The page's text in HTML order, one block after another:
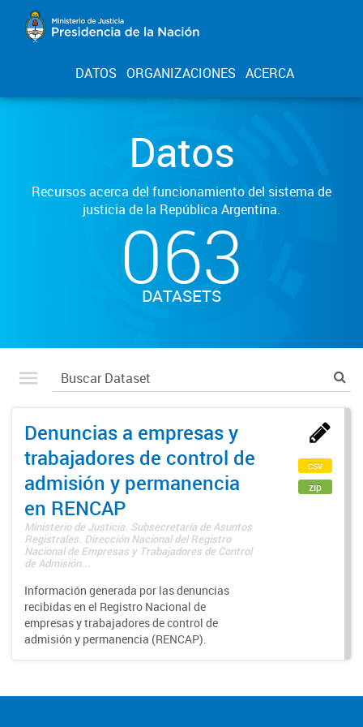
DATOS ORGANIZACIONES ACERCA
Datos
Recursos acerca del funcionamiento del sistema de
justicia de la República Argentina.
063
DATASETS
Denuncias a empresas y
trabajadores de control de
admisión y permanencia
en RENCAP
Ministerio de Justicia. Subsecretaría de Asuntos
Registrales. Dirección Nacional del Registro
Nacional de Empresas y Trabajadores de Control
de Admisión...
Información generada por las denuncias
recibidas en el Registro Nacional de
empresas y trabajadores de control de
admisión y permanencia (RENCAP).
csv
zip